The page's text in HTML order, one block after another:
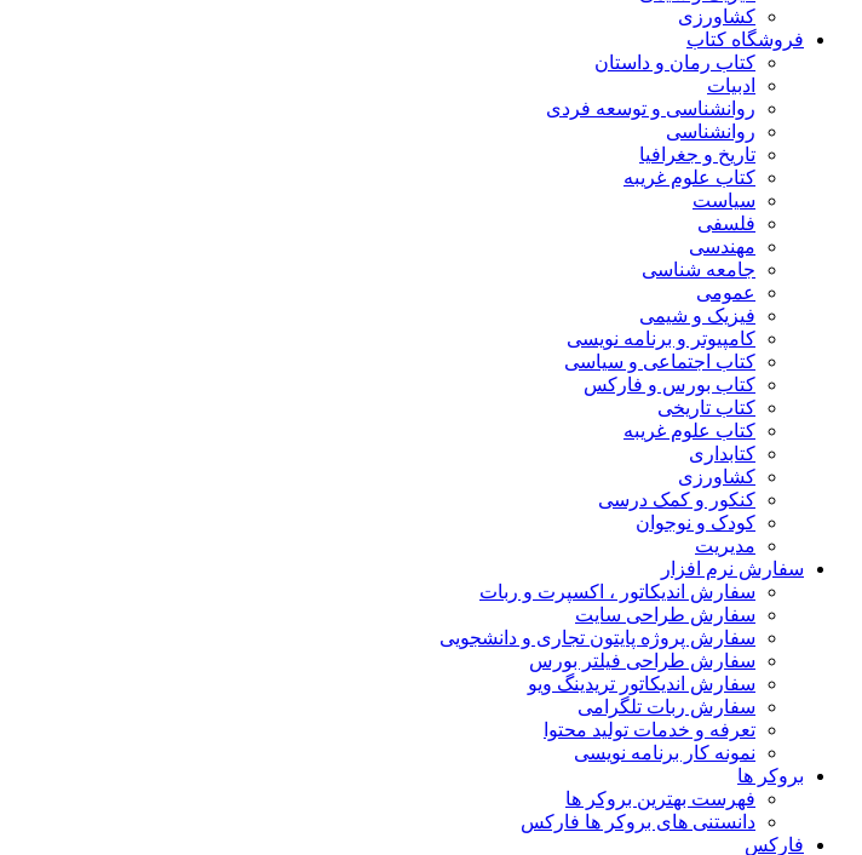
کشاورزی
فروشگاه کتاب
کتاب رمان و داستان
ادبیات
روانشناسی و توسعه فردی
روانشناسی
تاریخ و جغرافیا
کتاب علوم غریبه
سیاست
فلسفی
مهندسی
جامعه شناسی
عمومی
فیزیک و شیمی
کامپیوتر و برنامه نویسی
کتاب اجتماعی و سیاسی
کتاب بورس و فارکس
کتاب تاریخی
کتاب علوم غریبه
کتابداری
کشاورزی
کنکور و کمک‌ درسی
کودک و نوجوان
مدیریت
سفارش نرم افزار
سفارش اندیکاتور ، اکسپرت و ربات
سفارش طراحی سایت
سفارش پروژه پایتون تجاری و دانشجویی
سفارش طراحی فیلتر بورس
سفارش اندیکاتور تریدینگ ویو
سفارش ربات تلگرامی
تعرفه و خدمات تولید محتوا
نمونه کار برنامه نویسی
بروکر ها
فهرست بهترین بروکر ها
دانستنی های بروکر ها فارکس
فارکس